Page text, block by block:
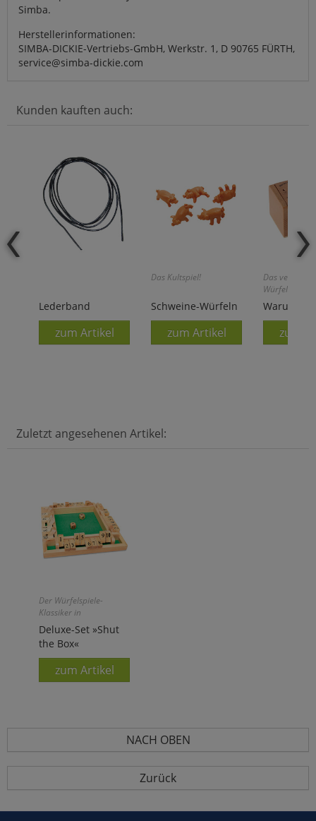
Simba.
Herstellerinformationen:
SIMBA-DICKIE-Vertriebs-GmbH, Werkstr. 1, D 90765 FÜRTH,
service@simba-dickie.com
Kunden kauften auch:
Lederband
zum Artikel
Das Kultspiel!
Schweine-Würfeln
zum Artikel
Das verflixte
Würfelspiel!
Warum
zum
Zuletzt angesehenen Artikel:
Der Würfelspiele-
Klassiker in
hochwertiger Holz-
Ausführung!
Deluxe-Set »Shut
the Box«
zum Artikel
NACH OBEN
Zurück